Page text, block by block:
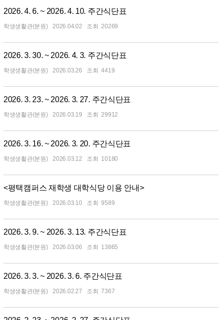
2026. 4. 6. ~ 2026. 4. 10. 주간식단표
학생생활관(분원) 2026.04.02 20269
2026. 3. 30. ~ 2026. 4. 3. 주간식단표
학생생활관(분원) 2026.03.26 4419
2026. 3. 23. ~ 2026. 3. 27. 주간식단표
학생생활관(분원) 2026.03.19 29912
2026. 3. 16. ~ 2026. 3. 20. 주간식단표
학생생활관(분원) 2026.03.12 10180
<평택캠퍼스 재학생 대학식당 이용 안내>
학생생활관(분원) 2026.03.10 9589
2026. 3. 9. ~ 2026. 3. 13. 주간식단표
학생생활관(분원) 2026.03.06 13865
2026. 3. 3. ~ 2026. 3. 6. 주간식단표
학생생활관(분원) 2026.02.27 7367